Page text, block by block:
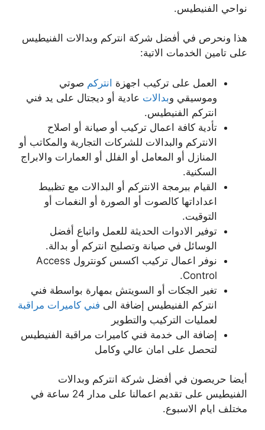
نواحي الفنيطيس.
هذا ونحرص في أفضل شركة انتركم وبدالات الفنيطيس
على تامين الخدمات الاتية:
العمل على تركيب اجهزة انتركم صوتي
وموسيقي وبدالات عادية أو ديجتال على يد فني
انتركم الفنيطيس.
تأدية كافة اعمال تركيب أو صيانة أو اصلاح
الانتركم والبدالات للشركات التجارية والمكاتب أو
المنازل أو المعامل أو الفلل أو العمارات والابراج
السكنية.
القيام ببرمجة الانتركم أو البدالات مع تظبيط
اعداداتها كالصوت أو الصورة أو النغمات أو
التوقيت.
توفير الادوات الحديثة للعمل واتباع أفضل
الوسائل في صيانة وتصليح انتركم أو بدالة.
نوفر اعمال تركيب اكسس كونترول Access
Control.
تغير الجكات أو السويتش بمهارة بواسطة فني
انتركم الفنيطيس إضافة الى فني كاميرات مراقبة
لعمليات التركيب والتطوير
إضافة الى خدمة فني كاميرات مراقبة الفنيطيس
لتحصل على امان عالي وكامل
أيضا حريصون في أفضل شركة انتركم وبدالات
الفنيطيس على تقديم اعمالنا على مدار 24 ساعة في
مختلف ايام الاسبوع.